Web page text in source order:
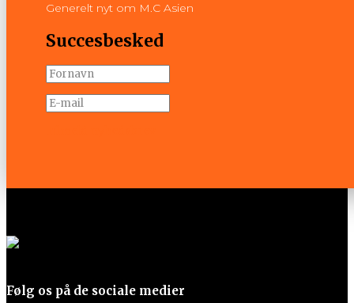
Generelt nyt om M.C Asien
Succesbesked
Følg os på de sociale medier